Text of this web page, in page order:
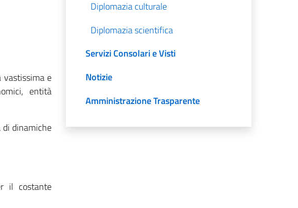
vastissima e
entità
di dinamiche
il costante
Diplomazia culturale
Diplomazia scientifica
Servizi Consolari e Visti
Notizie
Amministrazione Trasparente